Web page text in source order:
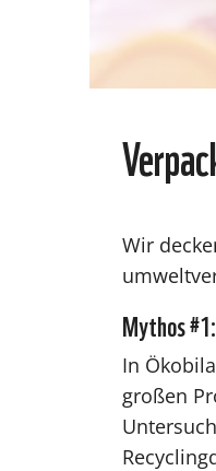
Wir
Mythos
In
großen